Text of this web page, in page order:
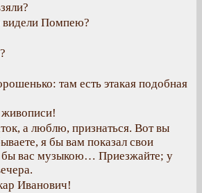
Помпею?
там есть этакая подобная
живописи!
а люблю, признаться. Вот вы
я бы вам показал свои
бы вас музыкою… Приезжайте; у
Иванович!